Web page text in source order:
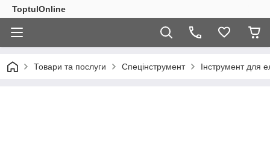
ToptulOnline
Товари та послуги Спецінструмент Інструмент для